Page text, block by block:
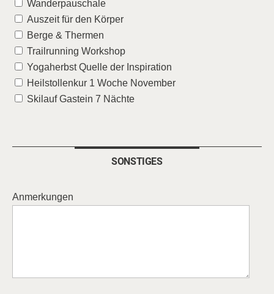
Wanderpauschale
Auszeit für den Körper
Berge & Thermen
Trailrunning Workshop
Yogaherbst Quelle der Inspiration
Heilstollenkur 1 Woche November
Skilauf Gastein 7 Nächte
SONSTIGES
Anmerkungen